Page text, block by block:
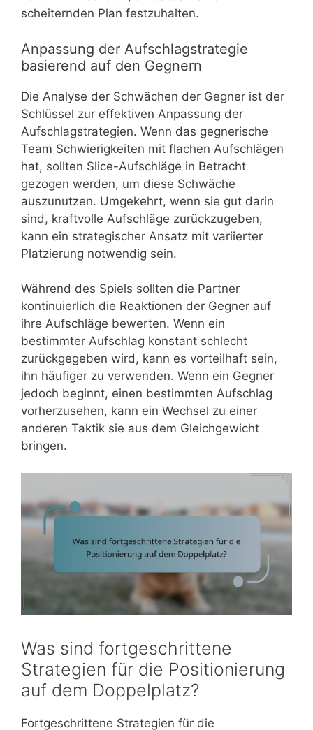
scheiternden Plan festzuhalten.
Anpassung der Aufschlagstrategie
basierend auf den Gegnern
Die Analyse der Schwächen der Gegner ist der
Schlüssel zur effektiven Anpassung der
Aufschlagstrategien. Wenn das gegnerische
Team Schwierigkeiten mit flachen Aufschlägen
hat, sollten Slice-Aufschläge in Betracht
gezogen werden, um diese Schwäche
auszunutzen. Umgekehrt, wenn sie gut darin
sind, kraftvolle Aufschläge zurückzugeben,
kann ein strategischer Ansatz mit variierter
Platzierung notwendig sein.
Während des Spiels sollten die Partner
kontinuierlich die Reaktionen der Gegner auf
ihre Aufschläge bewerten. Wenn ein
bestimmter Aufschlag konstant schlecht
zurückgegeben wird, kann es vorteilhaft sein,
ihn häufiger zu verwenden. Wenn ein Gegner
jedoch beginnt, einen bestimmten Aufschlag
vorherzusehen, kann ein Wechsel zu einer
anderen Taktik sie aus dem Gleichgewicht
bringen.
Was sind fortgeschrittene
Strategien für die Positionierung
auf dem Doppelplatz?
Fortgeschrittene Strategien für die